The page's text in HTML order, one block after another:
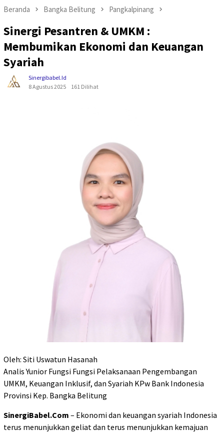
Beranda Bangka Belitung Pangkalpinang
Sinergi Pesantren & UMKM :
Membumikan Ekonomi dan Keuangan
Syariah
Sinergibabel.id
8 Agustus 2025
161 Dilihat
Oleh: Siti Uswatun Hasanah
Analis Yunior Fungsi Fungsi Pelaksanaan Pengembangan
UMKM, Keuangan Inklusif, dan Syariah KPw Bank Indonesia
Provinsi Kep. Bangka Belitung
SinergiBabel.Com – Ekonomi dan keuangan syariah Indonesia
terus menunjukkan geliat dan terus menunjukkan kemajuan